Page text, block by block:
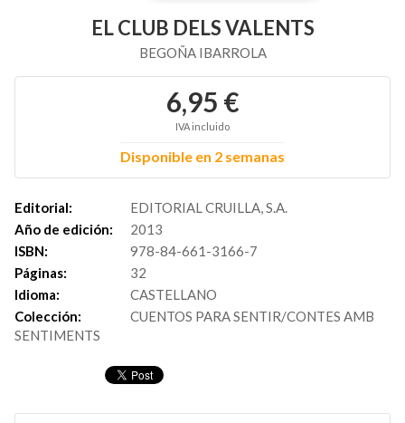
EL CLUB DELS VALENTS
BEGOÑA IBARROLA
6,95 €
IVA incluido
Disponible en 2 semanas
Editorial:
EDITORIAL CRUILLA, S.A.
Año de edición:
2013
ISBN:
978-84-661-3166-7
Páginas:
32
Idioma:
CASTELLANO
Colección:
CUENTOS PARA SENTIR/CONTES AMB
SENTIMENTS